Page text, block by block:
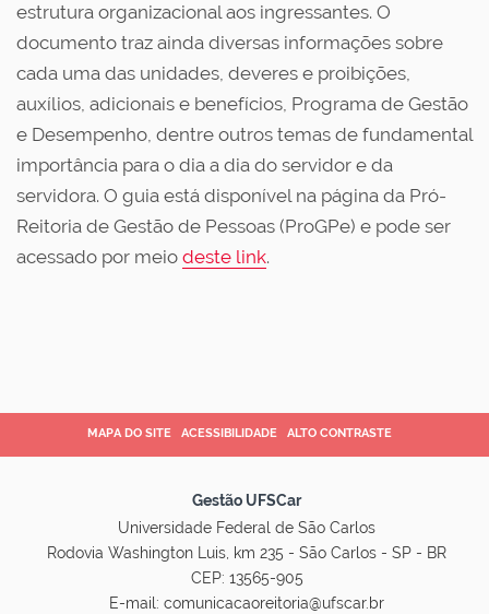
estrutura organizacional aos ingressantes. O
documento traz ainda diversas informações sobre
cada uma das unidades, deveres e proibições,
auxílios, adicionais e benefícios, Programa de Gestão
e Desempenho, dentre outros temas de fundamental
importância para o dia a dia do servidor e da
servidora. O guia está disponível na página da Pró-
Reitoria de Gestão de Pessoas (ProGPe) e pode ser
acessado por meio deste link.
MAPA DO SITE ACESSIBILIDADE ALTO CONTRASTE
Gestão UFSCar
Universidade Federal de São Carlos
Rodovia Washington Luis, km 235 - São Carlos - SP - BR
CEP: 13565-905
E-mail: comunicacaoreitoria@ufscar.br